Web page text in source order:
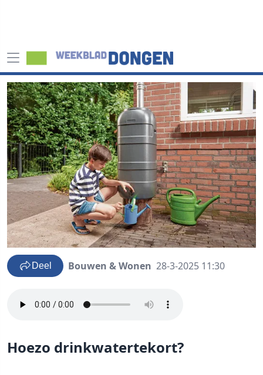
Deel Bouwen & Wonen 28-3-2025 11:30
Hoezo drinkwatertekort?